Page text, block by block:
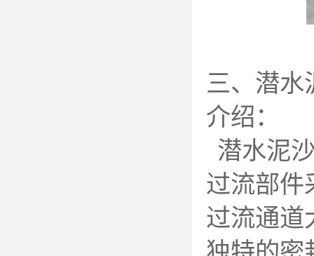
三、潜水
介绍：
潜水泥
过流部件
过流通道